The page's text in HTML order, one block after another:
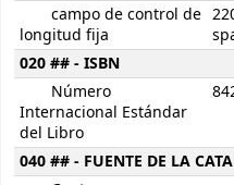
campo de control de
longitud fija
020 ## - ISBN
Número
Internacional Estándar
del Libro
040 ## - FUENTE DE LA